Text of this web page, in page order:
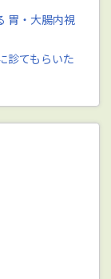
胃・大腸内視
診てもらいた